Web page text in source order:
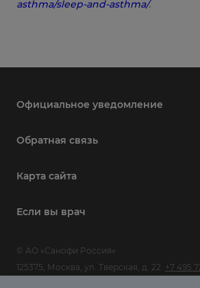
asthma/sleep-and-asthma/.
© АО «Санофи Россия»
125375, Москва, ул. Тверская, д. 22. +7 495
Официальное уведомление
Обратная связь
Карта сайта
Если вы врач